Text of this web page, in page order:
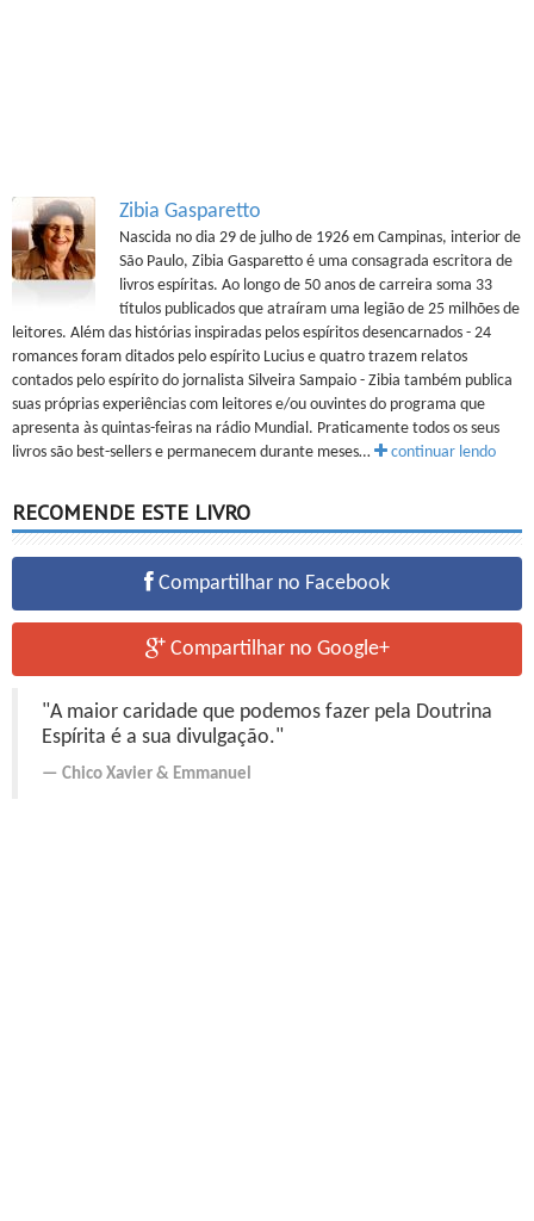
Zibia Gasparetto
Nascida no dia 29 de julho de 1926 em Campinas, interior de
São Paulo, Zibia Gasparetto é uma consagrada escritora de
livros espíritas. Ao longo de 50 anos de carreira soma 33
títulos publicados que atraíram uma legião de 25 milhões de
leitores. Além das histórias inspiradas pelos espíritos desencarnados - 24
romances foram ditados pelo espírito Lucius e quatro trazem relatos
contados pelo espírito do jornalista Silveira Sampaio - Zibia também publica
suas próprias experiências com leitores e/ou ouvintes do programa que
apresenta às quintas-feiras na rádio Mundial. Praticamente todos os seus
livros são best-sellers e permanecem durante meses…
continuar lendo
RECOMENDE ESTE LIVRO
Compartilhar no Facebook
Compartilhar no Google+
"A maior caridade que podemos fazer pela Doutrina
Espírita é a sua divulgação."
Chico Xavier & Emmanuel